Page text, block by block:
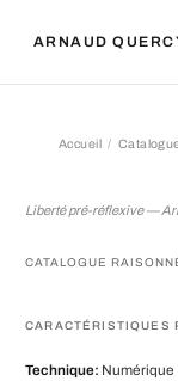
ARNAUD
Accueil
Liberté pré-réflexive —
CATALOGUE
CARACTÉRISTIQUES
Technique: Numérique